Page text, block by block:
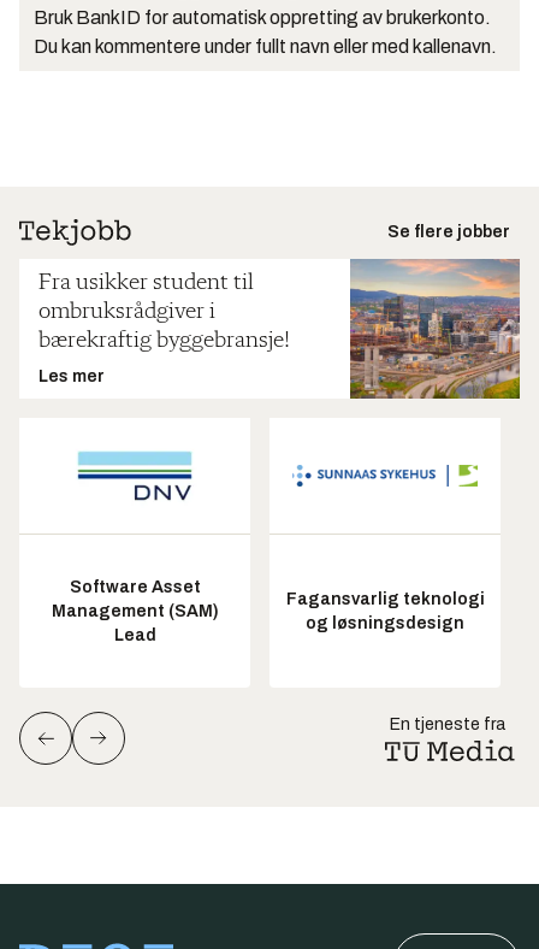
Bruk BankID for automatisk oppretting av brukerkonto.
Du kan kommentere under fullt navn eller med kallenavn.
Se flere jobber
Fra usikker student til
ombruksrådgiver i
bærekraftig byggebransje!
Les mer
Software Asset
Management (SAM)
Lead
Fagansvarlig teknologi
og løsningsdesign
En tjeneste fra